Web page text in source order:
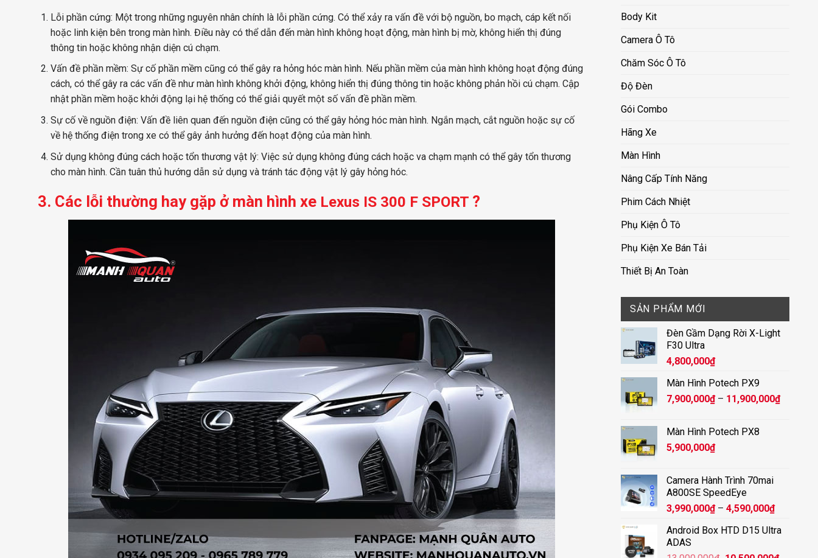
Lỗi phần cứng: Một trong những nguyên nhân chính là lỗi phần cứng. Có thể xảy ra vấn đề với bộ nguồn, bo mạch, cáp kết nối
hoặc linh kiện bên trong màn hình. Điều này có thể dẫn đến màn hình không hoạt động, màn hình bị mờ, không hiển thị đúng
thông tin hoặc không nhận diện cú chạm.
Vấn đề phần mềm: Sự cố phần mềm cũng có thể gây ra hỏng hóc màn hình. Nếu phần mềm của màn hình không hoạt động đúng
cách, có thể gây ra các vấn đề như màn hình không khởi động, không hiển thị đúng thông tin hoặc không phản hồi cú chạm. Cập
nhật phần mềm hoặc khởi động lại hệ thống có thể giải quyết một số vấn đề phần mềm.
Sự cố về nguồn điện: Vấn đề liên quan đến nguồn điện cũng có thể gây hỏng hóc màn hình. Ngắn mạch, cắt nguồn hoặc sự cố
về hệ thống điện trong xe có thể gây ảnh hưởng đến hoạt động của màn hình.
Sử dụng không đúng cách hoặc tổn thương vật lý: Việc sử dụng không đúng cách hoặc va chạm mạnh có thể gây tổn thương
cho màn hình. Cần tuân thủ hướng dẫn sử dụng và tránh tác động vật lý gây hỏng hóc.
3. Các lỗi thường hay gặp ở màn hình xe Lexus IS 300 F SPORT ?
Body Kit
Camera Ô Tô
Chăm Sóc Ô Tô
Độ Đèn
Gói Combo
Hãng Xe
Màn Hình
Nâng Cấp Tính Năng
Phim Cách Nhiệt
Phụ Kiện Ô Tô
Phụ Kiện Xe Bán Tải
Thiết Bị An Toàn
SẢN PHẨM MỚI
Đèn Gầm Dạng Rời X-Light
F30 Ultra
4,800,000₫
Màn Hình Potech PX9
7,900,000₫ – 11,900,000₫Khoảng
Màn Hình Potech PX8
5,900,000₫
Camera Hành Trình 70mai
A800SE SpeedEye
3,990,000₫ – 4,590,000₫Khoảng
từ
Android Box HTD D15 Ultra
ADAS